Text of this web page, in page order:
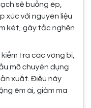
sẽ buồng ép,
xúc với nguyên liệu
két, gây tắc nghẽn
kiểm tra các vòng bi,
mỡ chuyên dụng
xuất. Điều này
êm ái, giảm ma